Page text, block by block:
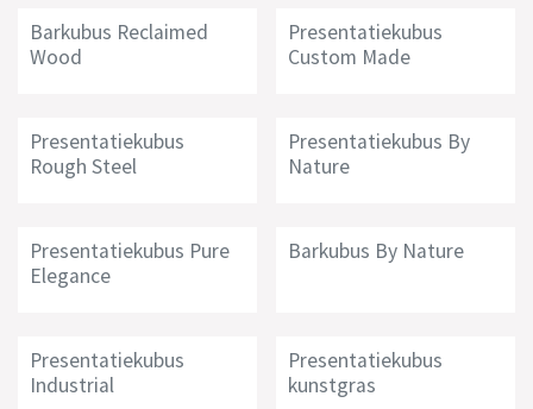
Barkubus Reclaimed
Wood
Presentatiekubus
Custom Made
Presentatiekubus
Rough Steel
Presentatiekubus By
Nature
Presentatiekubus Pure
Elegance
Barkubus By Nature
Presentatiekubus
Industrial
Presentatiekubus
kunstgras